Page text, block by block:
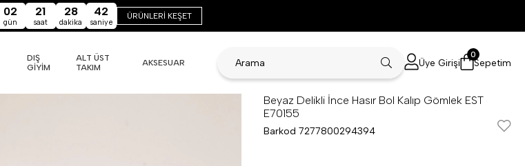
02
gün
21
saat
28
dakika
41
saniye
ÜRÜNLERİ KEŞET
DIŞ
GİYİM
ALT ÜST
TAKIM
AKSESUAR Üye Girişi Sepetim
0
Beyaz Delikli İnce Hasır Bol Kalıp Gömlek EST
E70155
Barkod 7277800294394